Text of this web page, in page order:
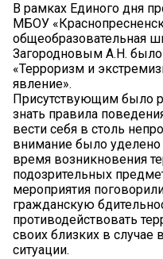
В рамках Единого дня
МБОУ
общеобразовательная
Загородновым А.Н.
«Терроризм и
явление».
Присутствующим было
знать правила
вести себя в столь
внимание было
время возникновения
подозрительных
мероприятия
гражданскую
противодействовать
своих близких в случае
ситуации.